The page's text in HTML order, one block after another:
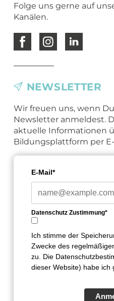
Folge uns gerne auf
Kanälen.
NEWSLETTER
Wir freuen uns, wenn
Newsletter anmeldest.
aktuelle Informationen
Bildungsplattform per
E-Mail*
Datenschutz Zustimmung*
Ich stimme der
Zwecke des
zu. Die
dieser Website) habe ich